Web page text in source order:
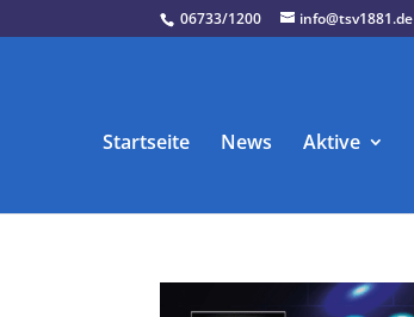
06733/1200 info@tsv1881.de
Startseite News Aktive